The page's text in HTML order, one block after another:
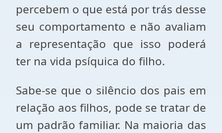
percebem o que está por trás desse
seu comportamento e não avaliam
a representação que isso poderá
ter na vida psíquica do filho.
Sabe-se que o silêncio dos pais em
relação aos filhos, pode se tratar de
um padrão familiar. Na maioria das